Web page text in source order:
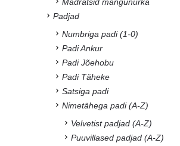
Padjad
Numbriga padi (1-0)
Padi Ankur
Padi Jõehobu
Padi Täheke
Satsiga padi
Nimetähega padi (A-Z)
Velvetist padjad (A-Z)
Puuvillased padjad (A-Z)